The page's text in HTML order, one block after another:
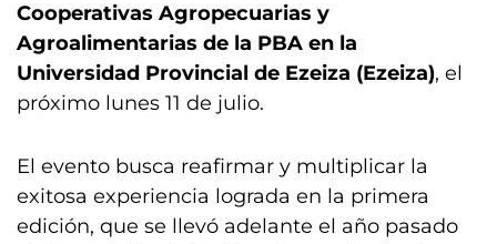
Cooperativas Agropecuarias y
Agroalimentarias de la PBA en la
Universidad Provincial de Ezeiza (Ezeiza), el
próximo lunes 11 de julio.
El evento busca reafirmar y multiplicar la
exitosa experiencia lograda en la primera
edición, que se llevó adelante el año pasado